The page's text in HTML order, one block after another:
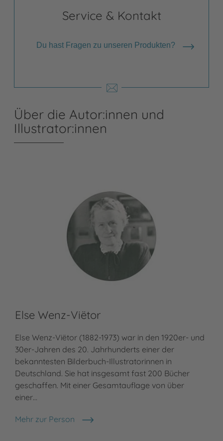
Service & Kontakt
Du hast Fragen zu unseren Produkten?
Über die Autor:innen und
Illustrator:innen
Else Wenz-Viëtor
Else Wenz-Viëtor (1882-1973) war in den 1920er- und
30er-Jahren des 20. Jahrhunderts einer der
bekanntesten Bilderbuch-Illustratorinnen in
Deutschland. Sie hat insgesamt fast 200 Bücher
geschaffen. Mit einer Gesamtauflage von über
einer…
Mehr zur Person
Else Wenz-Viëtor